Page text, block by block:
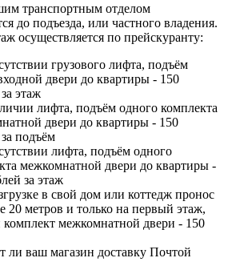
транспортным отделом
до подъезда, или частного владения.
осуществляется по прейскуранту:
грузового лифта, подъём
двери до квартиры - 150
этаж
лифта, подъём одного комплекта
двери до квартиры - 150
подъём
лифта, подъём одного
межкомнатной двери до квартиры -
за этаж
в свой дом или коттедж пронос
20 метров и только на первый этаж,
комплект межкомнатной двери - 150
ли ваш магазин доставку Почтой